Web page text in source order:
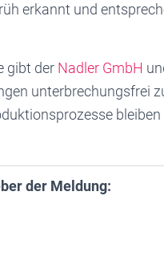
erkannt und
gibt der Nadler GmbH
unterbrechungsfrei
der Meldung: